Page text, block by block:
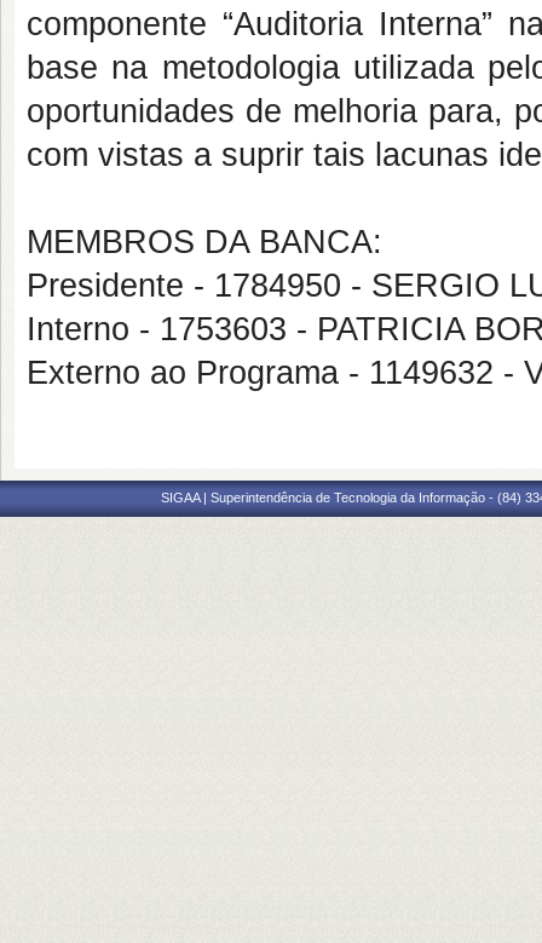
componente “Auditoria Interna”
base na metodologia utilizada
oportunidades de melhoria para,
com vistas a suprir tais lacunas
MEMBROS DA BANCA:
Presidente - 1784950 - SERGIO
Interno - 1753603 - PATRICIA
Externo ao Programa - 1149632 -
SIGAA | Superintendência de Tecnologia da Informação - (84)